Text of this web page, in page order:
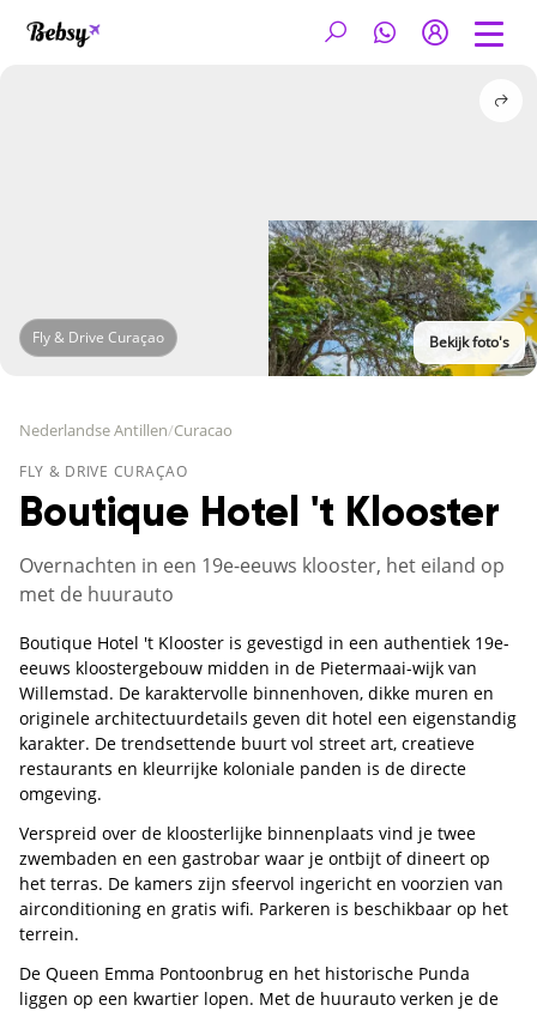
Fly & Drive Curaçao Bekijk foto's
Nederlandse Antillen/Curacao
FLY & DRIVE CURAÇAO
Boutique Hotel 't Klooster
Overnachten in een 19e-eeuws klooster, het eiland op
met de huurauto
Boutique Hotel 't Klooster is gevestigd in een authentiek 19e-
eeuws kloostergebouw midden in de Pietermaai-wijk van
Willemstad. De karaktervolle binnenhoven, dikke muren en
originele architectuurdetails geven dit hotel een eigenstandig
karakter. De trendsettende buurt vol street art, creatieve
restaurants en kleurrijke koloniale panden is de directe
omgeving.
Verspreid over de kloosterlijke binnenplaats vind je twee
zwembaden en een gastrobar waar je ontbijt of dineert op
het terras. De kamers zijn sfeervol ingericht en voorzien van
airconditioning en gratis wifi. Parkeren is beschikbaar op het
terrein.
De Queen Emma Pontoonbrug en het historische Punda
liggen op een kwartier lopen. Met de huurauto verken je de